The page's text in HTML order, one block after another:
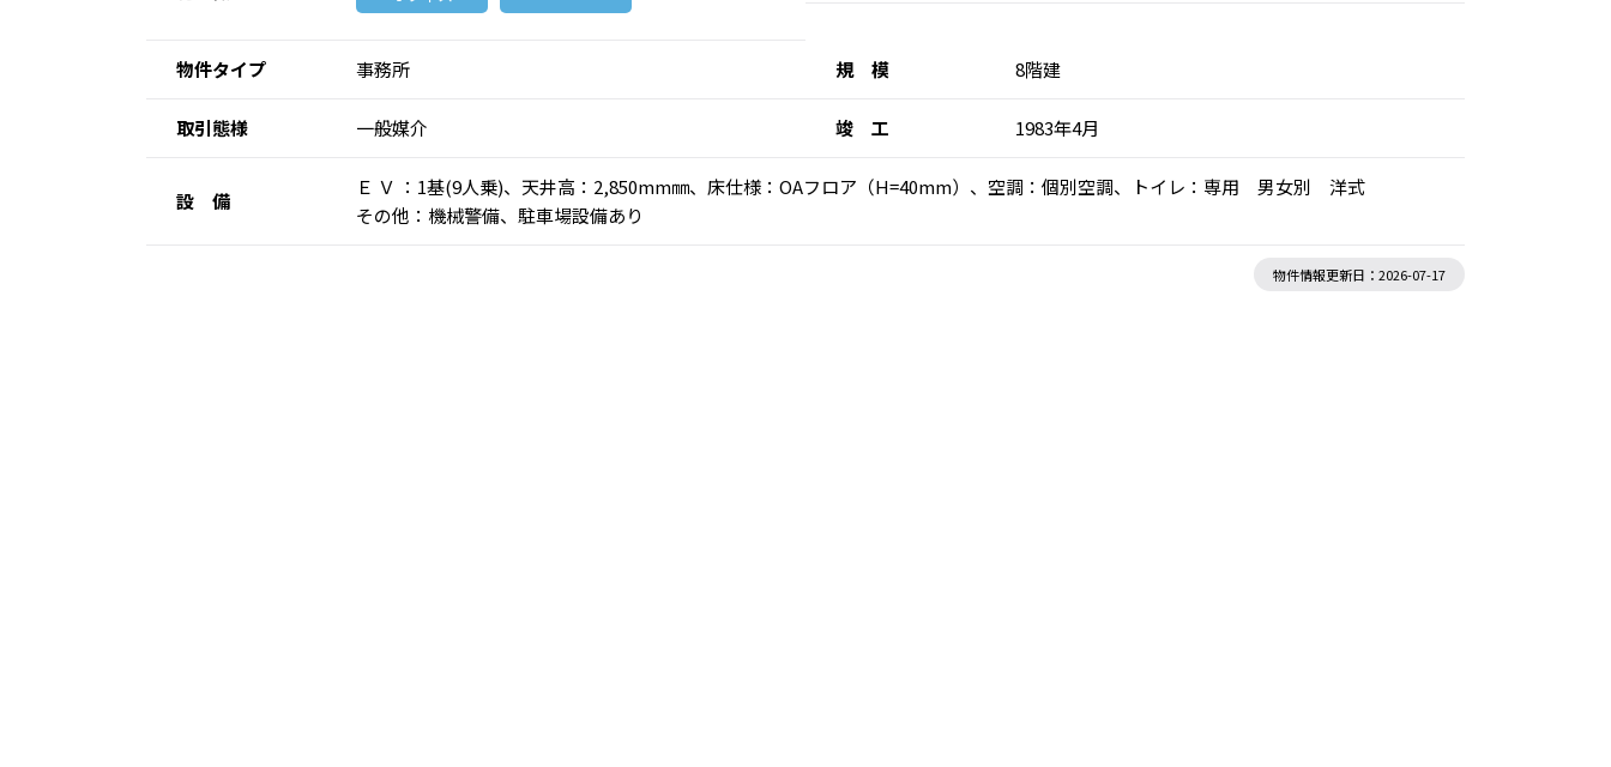
物件タイプ 事務所 規 模 8階建
取引態様 一般媒介 竣 工 1983年4月
設 備
Ｅ Ｖ ：1基(9人乗)、天井高：2,850mm㎜、床仕様：OAフロア（H=40mm）、空調：個別空調、トイレ：専用 男女別 洋式
その他：機械警備、駐車場設備あり
物件情報更新日：2026-07-17